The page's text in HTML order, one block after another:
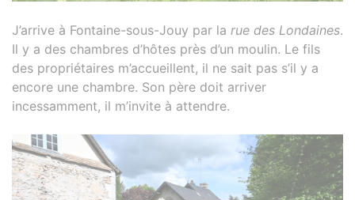
J’arrive à Fontaine-sous-Jouy par la rue des Londaines.
Il y a des chambres d’hôtes près d’un moulin. Le fils
des propriétaires m’accueillent, il ne sait pas s’il y a
encore une chambre. Son père doit arriver
incessamment, il m’invite à attendre.